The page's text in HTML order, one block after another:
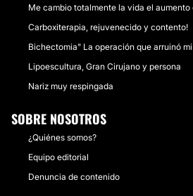
Me cambio totalmente la vida el aumento
Carboxiterapia, rejuvenecido y contento!
Bichectomia" La operación que arruinó
Lipoescultura, Gran Cirujano y persona
Nariz muy respingada
SOBRE NOSOTROS
¿Quiénes somos?
Equipo editorial
Denuncia de contenido